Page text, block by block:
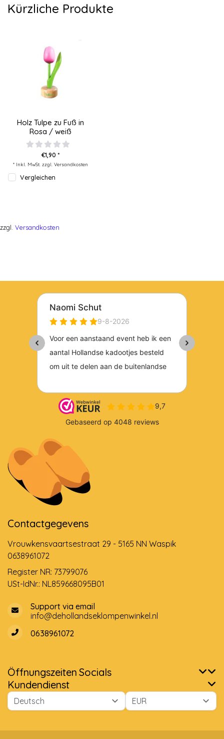
Kürzliche Produkte
Holz Tulpe zu Fuß in
Rosa / weiß
€1,90 *
* Inkl. MwSt. zzgl. Versandkosten
Vergleichen
zzgl. Versandkosten
Contactgegevens
Vrouwkensvaartsestraat 29 - 5165 NN Waspik
0638961072
Register NR: 73799076
USt-IdNr.: NL859668095B01
Support via email
info@dehollandseklompenwinkel.nl
0638961072
Öffnungszeiten Socials
Kundendienst